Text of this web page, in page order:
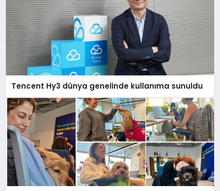
Tencent Hy3 dünya genelinde kullanıma sunuldu